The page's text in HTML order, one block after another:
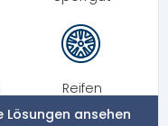
Reifen
Lösungen ansehen